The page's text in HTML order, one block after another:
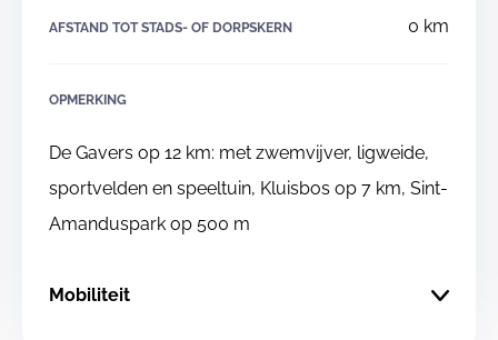
AFSTAND TOT STADS- OF DORPSKERN 0 km
OPMERKING
De Gavers op 12 km: met zwemvijver, ligweide,
sportvelden en speeltuin, Kluisbos op 7 km, Sint-
Amanduspark op 500 m
Mobiliteit